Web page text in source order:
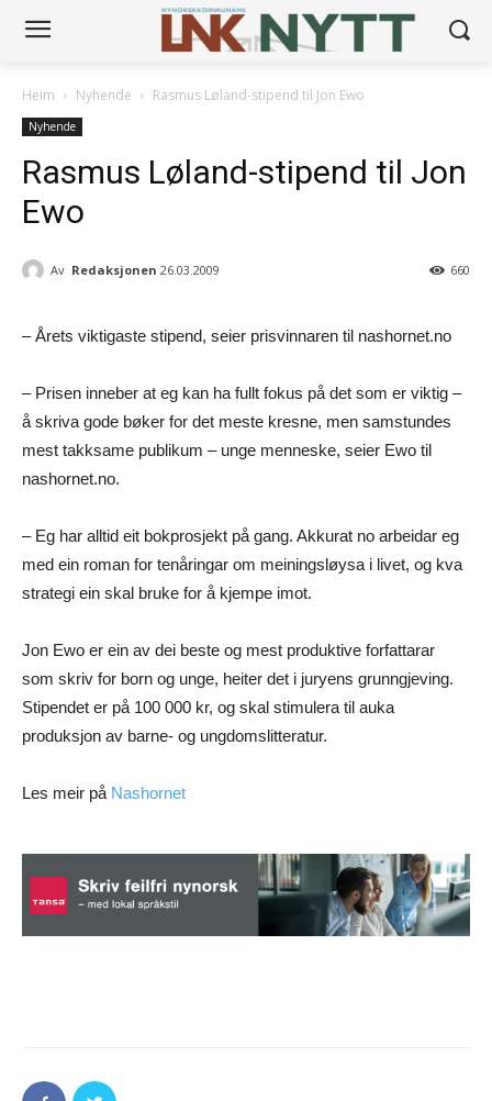
Heim Nyhende Rasmus Løland-stipend til Jon Ewo
Nyhende
Rasmus Løland-stipend til Jon
Ewo
Av Redaksjonen 26.03.2009 660
– Årets viktigaste stipend, seier prisvinnaren til nashornet.no
– Prisen inneber at eg kan ha fullt fokus på det som er viktig –
å skriva gode bøker for det meste kresne, men samstundes
mest takksame publikum – unge menneske, seier Ewo til
nashornet.no.
– Eg har alltid eit bokprosjekt på gang. Akkurat no arbeidar eg
med ein roman for tenåringar om meiningsløysa i livet, og kva
strategi ein skal bruke for å kjempe imot.
Jon Ewo er ein av dei beste og mest produktive forfattarar
som skriv for born og unge, heiter det i juryens grunngjeving.
Stipendet er på 100 000 kr, og skal stimulera til auka
produksjon av barne- og ungdomslitteratur.
Les meir på Nashornet